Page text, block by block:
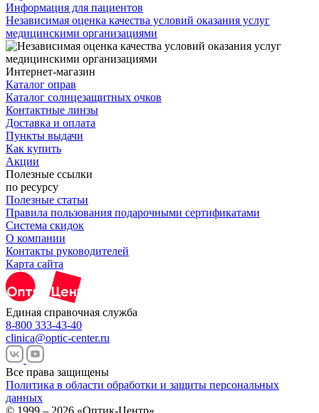
Информация для пациентов
Независимая оценка качества условий оказания услуг
медицинскими организациями
Интернет-магазин
Каталог оправ
Каталог солнцезащитных очков
Контактные линзы
Доставка и оплата
Пункты выдачи
Как купить
Акции
Полезные ссылки
по ресурсу
Полезные статьи
Правила пользования подарочными сертификатами
Система скидок
О компании
Контакты руководителей
Карта сайта
Единая справочная служба
8-800 333-43-40
clinica@optic-center.ru
Все права защищены
Политика в области обработки и защиты персональных
данных
© 1999 – 2026 «Оптик-Центр»